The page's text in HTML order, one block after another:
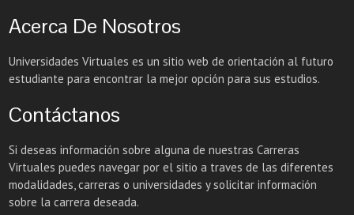
Acerca De Nosotros
Universidades Virtuales es un sitio web de orientación al futuro
estudiante para encontrar la mejor opción para sus estudios.
Contáctanos
Si deseas información sobre alguna de nuestras Carreras
Virtuales puedes navegar por el sitio a traves de las diferentes
modalidades, carreras o universidades y solicitar información
sobre la carrera deseada.